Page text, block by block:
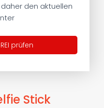
den aktuellen
prüfen
Stick